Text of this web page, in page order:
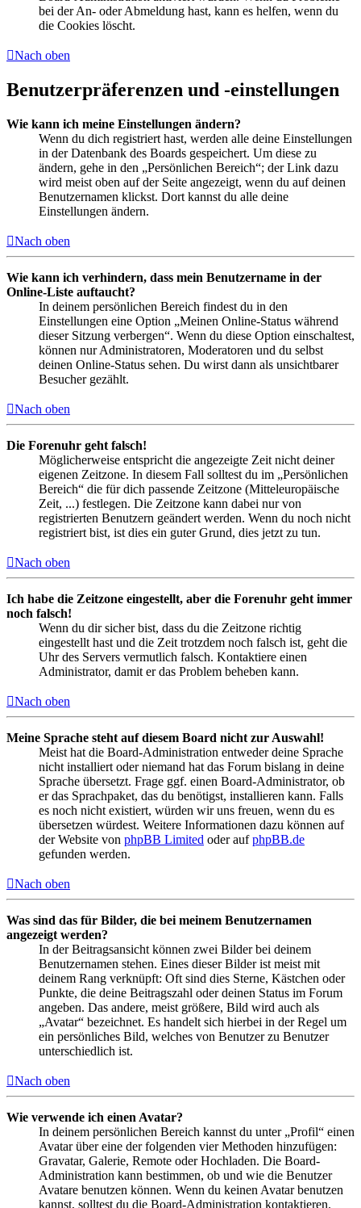
bei der An- oder Abmeldung hast, kann es helfen, wenn du
die Cookies löscht.
Nach oben
Benutzerpräferenzen und -einstellungen
Wie kann ich meine Einstellungen ändern?
Wenn du dich registriert hast, werden alle deine Einstellungen
in der Datenbank des Boards gespeichert. Um diese zu
ändern, gehe in den „Persönlichen Bereich“; der Link dazu
wird meist oben auf der Seite angezeigt, wenn du auf deinen
Benutzernamen klickst. Dort kannst du alle deine
Einstellungen ändern.
Nach oben
Wie kann ich verhindern, dass mein Benutzername in der
Online-Liste auftaucht?
In deinem persönlichen Bereich findest du in den
Einstellungen eine Option „Meinen Online-Status während
dieser Sitzung verbergen“. Wenn du diese Option einschaltest,
können nur Administratoren, Moderatoren und du selbst
deinen Online-Status sehen. Du wirst dann als unsichtbarer
Besucher gezählt.
Nach oben
Die Forenuhr geht falsch!
Möglicherweise entspricht die angezeigte Zeit nicht deiner
eigenen Zeitzone. In diesem Fall solltest du im „Persönlichen
Bereich“ die für dich passende Zeitzone (Mitteleuropäische
Zeit, ...) festlegen. Die Zeitzone kann dabei nur von
registrierten Benutzern geändert werden. Wenn du noch nicht
registriert bist, ist dies ein guter Grund, dies jetzt zu tun.
Nach oben
Ich habe die Zeitzone eingestellt, aber die Forenuhr geht immer
noch falsch!
Wenn du dir sicher bist, dass du die Zeitzone richtig
eingestellt hast und die Zeit trotzdem noch falsch ist, geht die
Uhr des Servers vermutlich falsch. Kontaktiere einen
Administrator, damit er das Problem beheben kann.
Nach oben
Meine Sprache steht auf diesem Board nicht zur Auswahl!
Meist hat die Board-Administration entweder deine Sprache
nicht installiert oder niemand hat das Forum bislang in deine
Sprache übersetzt. Frage ggf. einen Board-Administrator, ob
er das Sprachpaket, das du benötigst, installieren kann. Falls
es noch nicht existiert, würden wir uns freuen, wenn du es
übersetzen würdest. Weitere Informationen dazu können auf
der Website von phpBB Limited oder aufphpBB.de
gefunden werden.
Nach oben
Was sind das für Bilder, die bei meinem Benutzernamen
angezeigt werden?
In der Beitragsansicht können zwei Bilder bei deinem
Benutzernamen stehen. Eines dieser Bilder ist meist mit
deinem Rang verknüpft: Oft sind dies Sterne, Kästchen oder
Punkte, die deine Beitragszahl oder deinen Status im Forum
angeben. Das andere, meist größere, Bild wird auch als
„Avatar“ bezeichnet. Es handelt sich hierbei in der Regel um
ein persönliches Bild, welches von Benutzer zu Benutzer
unterschiedlich ist.
Nach oben
Wie verwende ich einen Avatar?
In deinem persönlichen Bereich kannst du unter „Profil“ einen
Avatar über eine der folgenden vier Methoden hinzufügen:
Gravatar, Galerie, Remote oder Hochladen. Die Board-
Administration kann bestimmen, ob und wie die Benutzer
Avatare benutzen können. Wenn du keinen Avatar benutzen
kannst, solltest du die Board-Administration kontaktieren.